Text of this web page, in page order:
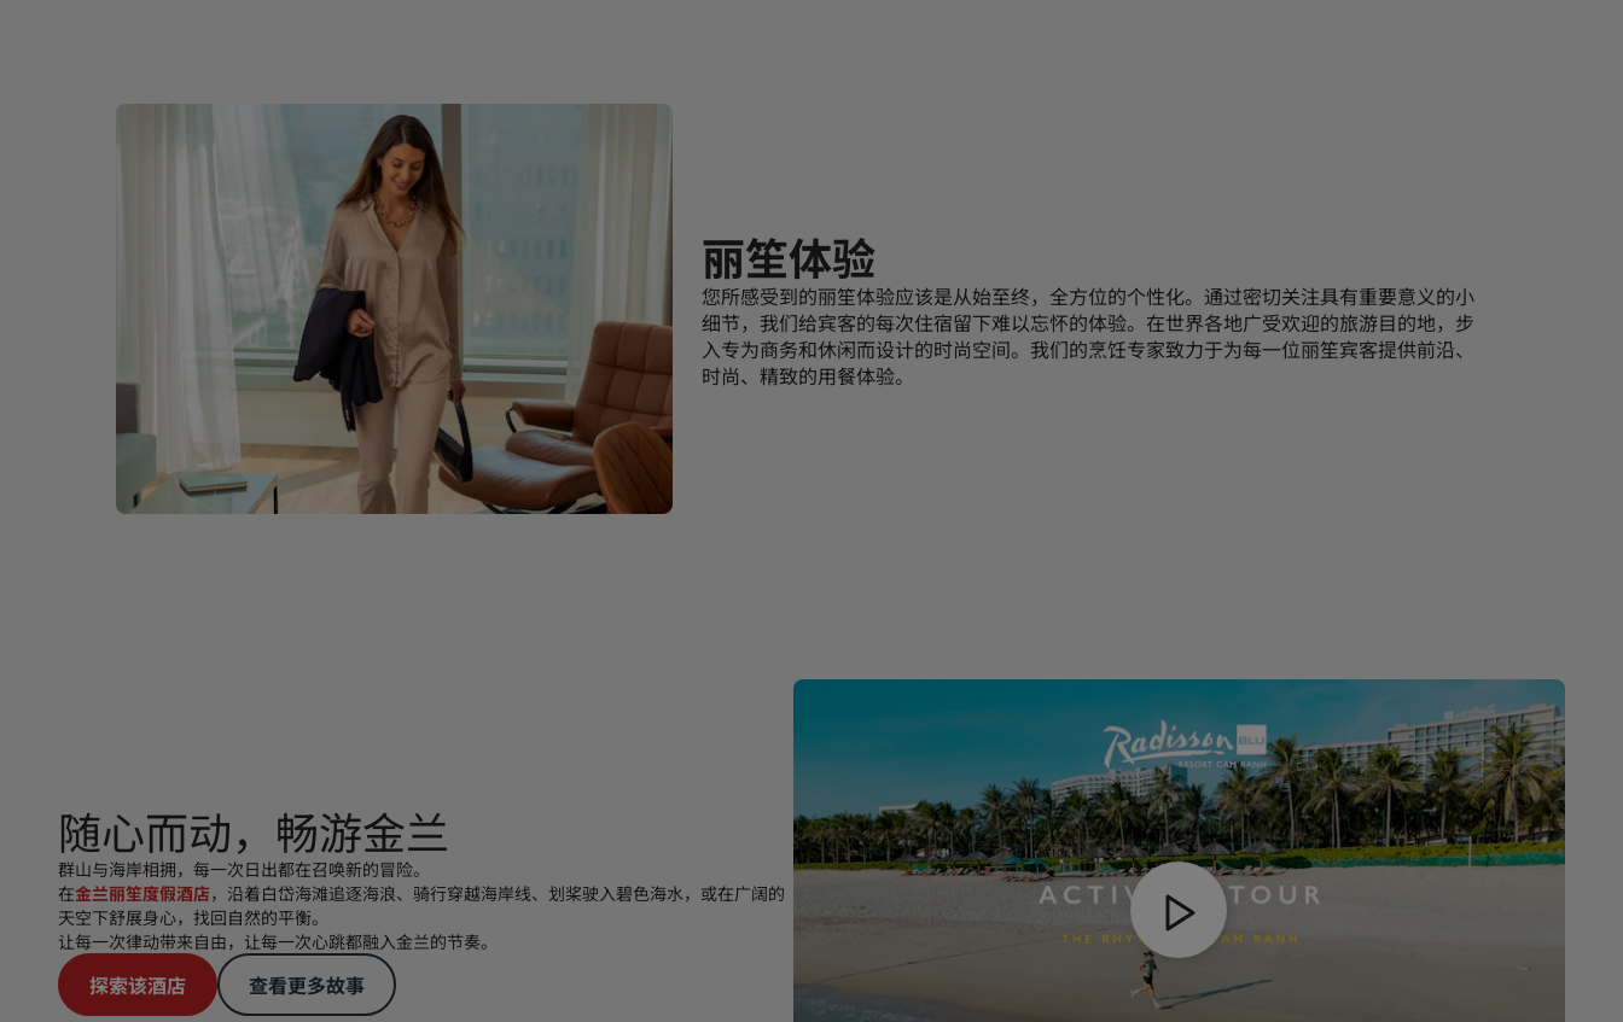
丽笙体验
您所感受到的丽笙体验应该是从始至终，全方位的个性化。通过密切关注具有重要意义的小
细节，我们给宾客的每次住宿留下难以忘怀的体验。在世界各地广受欢迎的旅游目的地，步
入专为商务和休闲而设计的时尚空间。我们的烹饪专家致力于为每一位丽笙宾客提供前沿、
时尚、精致的用餐体验。
随心而动，畅游金兰
群山与海岸相拥，每一次日出都在召唤新的冒险。
在金兰丽笙度假酒店，沿着白岱海滩追逐海浪、骑行穿越海岸线、划桨驶入碧色海水，或在广阔的
天空下舒展身心，找回自然的平衡。
让每一次律动带来自由，让每一次心跳都融入金兰的节奏。
探索该酒店 查看更多故事